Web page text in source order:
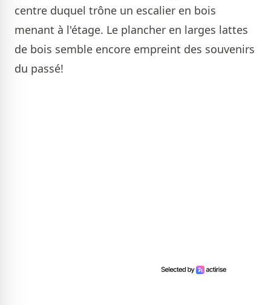
centre duquel trône un escalier en bois
menant à l'étage. Le plancher en larges lattes
de bois semble encore empreint des souvenirs
du passé!